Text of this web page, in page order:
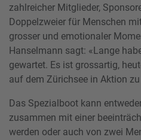
zahlreicher Mitglieder,
Doppelzweier für Menschen
grosser und emotionaler
Hanselmann sagt: «Lange
gewartet. Es ist grossartig,
auf dem Zürichsee in Aktion zu
Das Spezialboot kann
zusammen mit einer
werden oder auch von zwei